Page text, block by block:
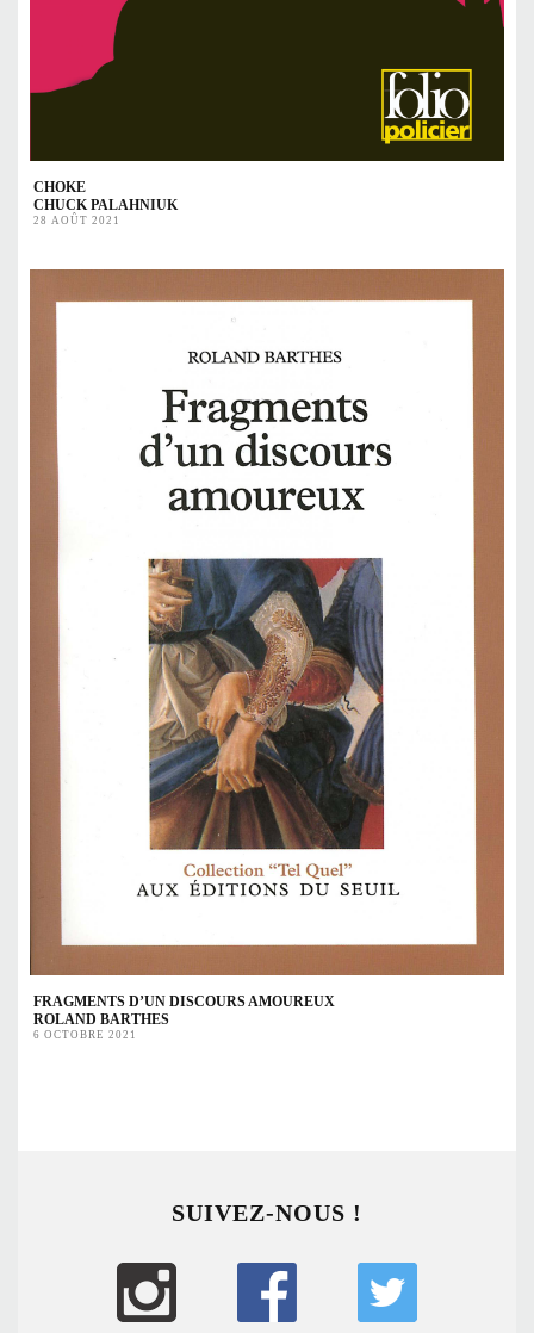
CHOKE
CHUCK PALAHNIUK
28 AOÛT 2021
FRAGMENTS D’UN DISCOURS AMOUREUX
ROLAND BARTHES
6 OCTOBRE 2021
SUIVEZ-NOUS !